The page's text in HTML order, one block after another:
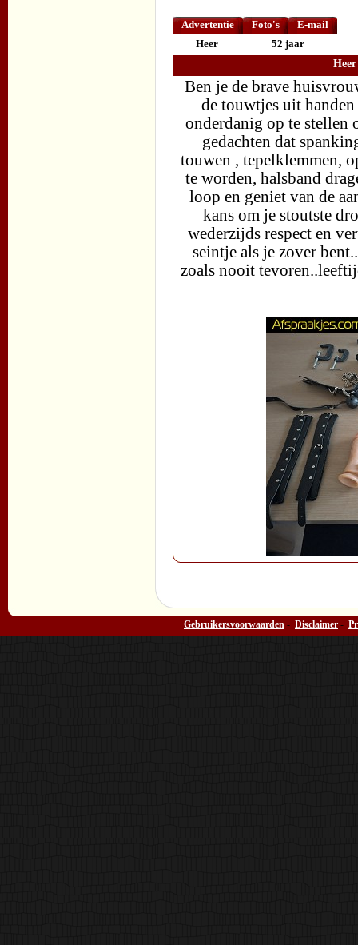
Advertentie Foto's
E-mail
Heer
52 jaar
Ben je de brave
de touwtjes uit
onderdanig op te stellen
gedachten dat
touwen , tepelklemmen,
te worden, halsband
loop en geniet van de
kans om je stoutste
wederzijds respect en
seintje als je zover
zoals nooit
Gebruikersvoorwaarden - Disclaimer -